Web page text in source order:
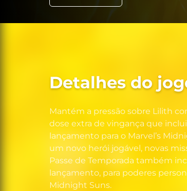
Detalhes do
Mantém a pressão sobre Lilith
dose extra de vingança que
lançamento para o Marvel’s
um novo herói jogável, novas
Passe de Temporada também
lançamento, para poderes
Midnight Suns.